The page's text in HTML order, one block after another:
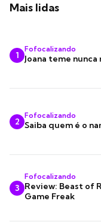
Mais lidas
1
Fofocalizando
Joana teme
2
Fofocalizando
Saiba quem é o
3
Fofocalizando
Review: Beast of
Game Freak